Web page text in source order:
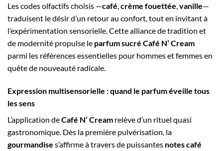
Les codes olfactifs choisis —café,crème fouettée,vanille—
traduisent le désir d’un retour au confort, tout en invitant à
l’expérimentation sensorielle. Cette alliance de tradition et
de modernité propulse le parfum sucré Café N’ Cream
parmi les références essentielles pour hommes et femmes en
quête de nouveauté radicale.
Expression multisensorielle : quand le parfum éveille tous
les sens
L’application deCafé N’ Cream relève d’un rituel quasi
gastronomique. Dès la première pulvérisation, la
gourmandise s’affirme à travers de puissantes notes café